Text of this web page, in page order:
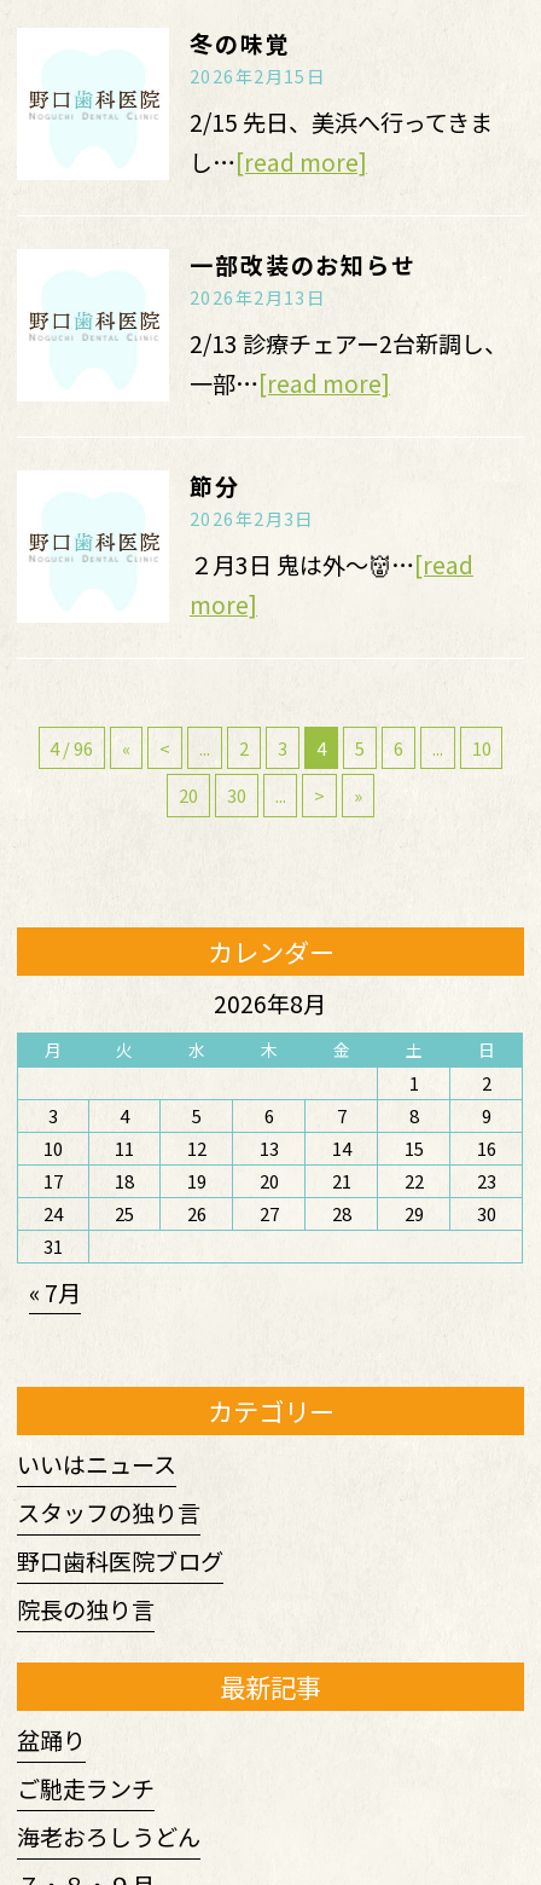
冬の味覚
2026年2月15日
2/15 先日、美浜へ行ってきま
し…[read more]
一部改装のお知らせ
2026年2月13日
2/13 診療チェアー2台新調し、
一部…[read more]
節分
2026年2月3日
２月3日 鬼は外〜👹…[read
more]
4 / 96 « < ... 2 3 4 5 6 ...
10
20
30 ... > »
カレンダー
2026年8月
月 火 水 木 金 土 日
1
2
3
4 5 6 7 8
9
10
11 12 13 14 15
16
17
18 19 20 21 22
23
24
25 26 27 28 29
30
31
« 7月
カテゴリー
いいはニュース
スタッフの独り言
野口歯科医院ブログ
院長の独り言
最新記事
盆踊り
ご馳走ランチ
海老おろしうどん